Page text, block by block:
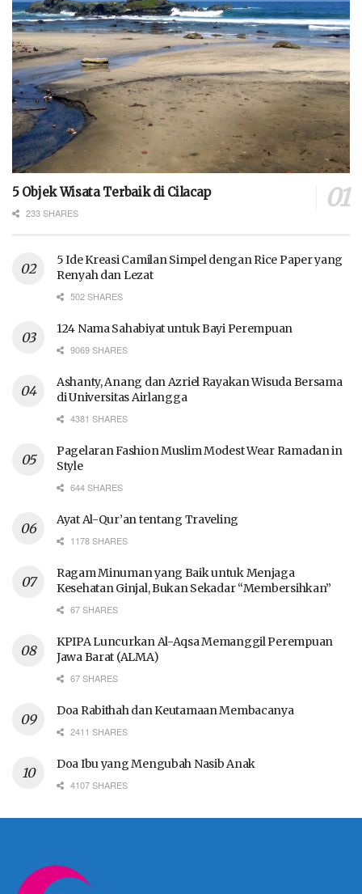
5 Objek Wisata Terbaik di Cilacap
233 SHARES
5 Ide Kreasi Camilan Simpel dengan Rice Paper yang
Renyah dan Lezat
502 SHARES
124 Nama Sahabiyat untuk Bayi Perempuan
9069 SHARES
Ashanty, Anang dan Azriel Rayakan Wisuda Bersama
di Universitas Airlangga
4381 SHARES
Pagelaran Fashion Muslim Modest Wear Ramadan in
Style
644 SHARES
Ayat Al-Qur’an tentang Traveling
1178 SHARES
Ragam Minuman yang Baik untuk Menjaga
Kesehatan Ginjal, Bukan Sekadar “Membersihkan”
67 SHARES
KPIPA Luncurkan Al-Aqsa Memanggil Perempuan
Jawa Barat (ALMA)
67 SHARES
Doa Rabithah dan Keutamaan Membacanya
2411 SHARES
Doa Ibu yang Mengubah Nasib Anak
4107 SHARES